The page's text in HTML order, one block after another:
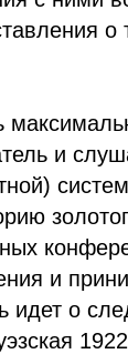
о
и
и
идет о